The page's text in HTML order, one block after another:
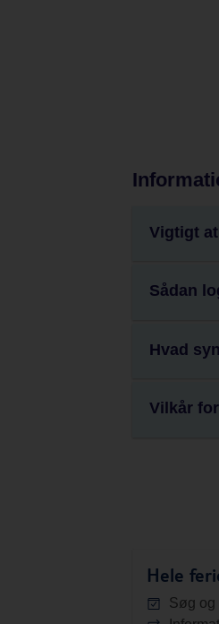
Vigtigt
Sådan
Hvad
Vilkår
Hele
Søg og